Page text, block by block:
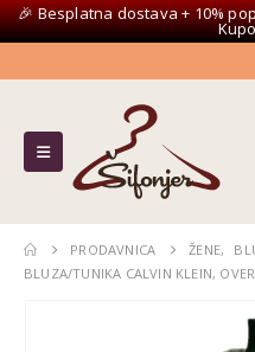
🎉 Besplatna dostava + 10%
PRODAVNICA ŽENE,
BLUZA/TUNIKA CALVIN KLEIN,